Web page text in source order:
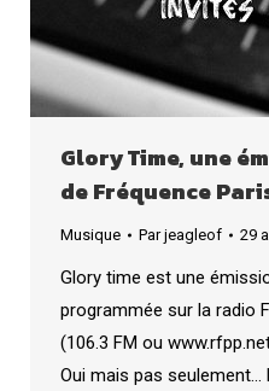
Glory Time, une
de Fréquence
Musique Parjeagleof 29
Glory time est une
programmée sur la radio
(106.3 FM ou
Oui mais pas seulement…